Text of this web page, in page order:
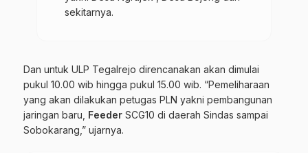
sekitarnya.
Dan untuk ULP Tegalrejo direncanakan akan dimulai
pukul 10.00 wib hingga pukul 15.00 wib. “Pemeliharaan
yang akan dilakukan petugas PLN yakni pembangunan
jaringan baru, Feeder SCG10 di daerah Sindas sampai
Sobokarang,” ujarnya.